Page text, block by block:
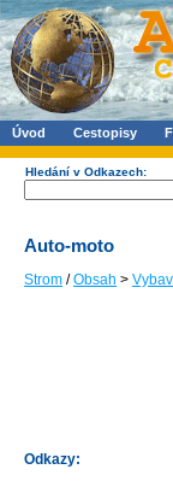
Úvod Cestopisy
Hledání v Odkazech:
Auto-moto
Strom /Obsah >
Odkazy: